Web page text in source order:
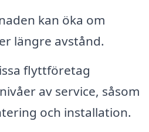
kan öka om
längre avstånd.
flyttföretag
av service, såsom
och installation.